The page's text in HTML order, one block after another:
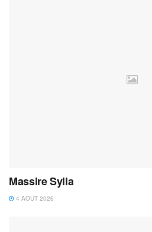
Massire Sylla
4 AOÛT 2026